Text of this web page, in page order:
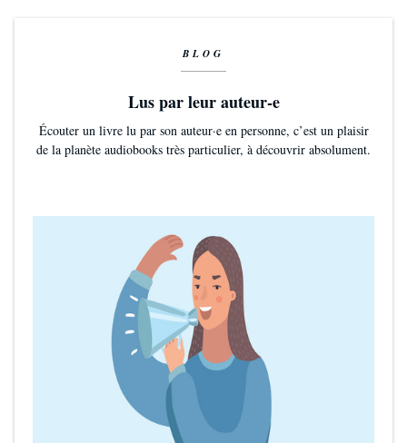
BLOG
Lus par leur auteur-e
Écouter un livre lu par son auteur·e en personne, c’est un plaisir
de la planète audiobooks très particulier, à découvrir absolument.